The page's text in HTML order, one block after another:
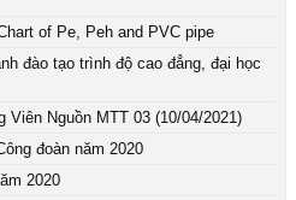
of Pe, Peh and PVC pipe
đào tạo trình độ cao đẳng, đại học
Viên Nguồn MTT 03 (10/04/2021)
đoàn năm 2020
2020